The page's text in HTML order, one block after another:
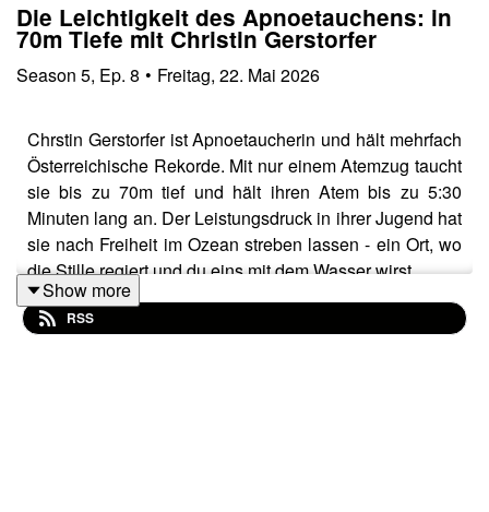
Die Leichtigkeit des Apnoetauchens: in
70m Tiefe mit Christin Gerstorfer
Season 5, Ep. 8 • Freitag, 22. Mai 2026
Chrstin Gerstorfer ist Apnoetaucherin und hält mehrfach
Österreichische Rekorde. Mit nur einem Atemzug taucht
sie bis zu 70m tief und hält ihren Atem bis zu 5:30
Minuten lang an. Der Leistungsdruck in ihrer Jugend hat
sie nach Freiheit im Ozean streben lassen - ein Ort, wo
die Stille regiert und du eins mit dem Wasser wirst.
Show more
RSS